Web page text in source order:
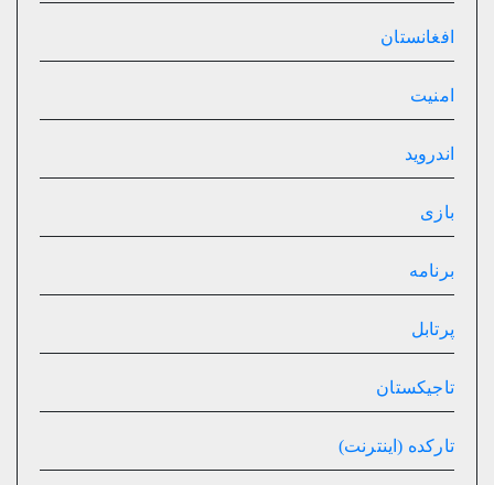
افغانستان
امنیت
اندروید
بازی
برنامه
پرتابل
تاجیکستان
تارکده (اینترنت)